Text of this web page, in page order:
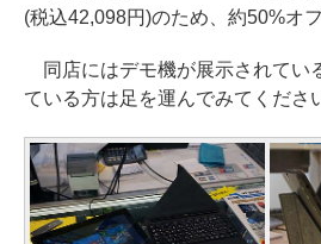
(税込42,098円)のため、約50%オ
同店にはデモ機が展示されてい
ている方は足を運んでみてくださ